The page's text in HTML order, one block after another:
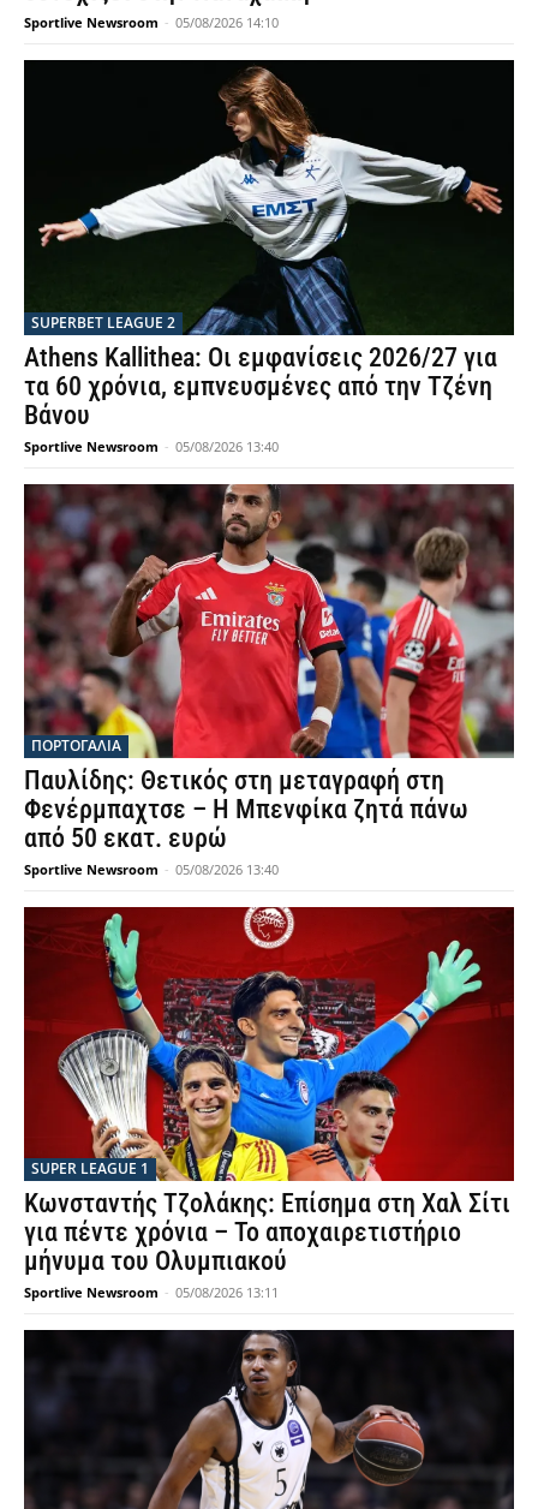
Sportlive Newsroom - 05/08/2026 14:10
SUPERBET LEAGUE 2
Athens Kallithea: Οι εμφανίσεις 2026/27 για
τα 60 χρόνια, εμπνευσμένες από την Τζένη
Βάνου
Sportlive Newsroom - 05/08/2026 13:40
ΠΟΡΤΟΓΑΛΙΑ
Παυλίδης: Θετικός στη μεταγραφή στη
Φενέρμπαχτσε – Η Μπενφίκα ζητά πάνω
από 50 εκατ. ευρώ
Sportlive Newsroom - 05/08/2026 13:40
SUPER LEAGUE 1
Κωνσταντής Τζολάκης: Επίσημα στη Χαλ Σίτι
για πέντε χρόνια – Το αποχαιρετιστήριο
μήνυμα του Ολυμπιακού
Sportlive Newsroom - 05/08/2026 13:11